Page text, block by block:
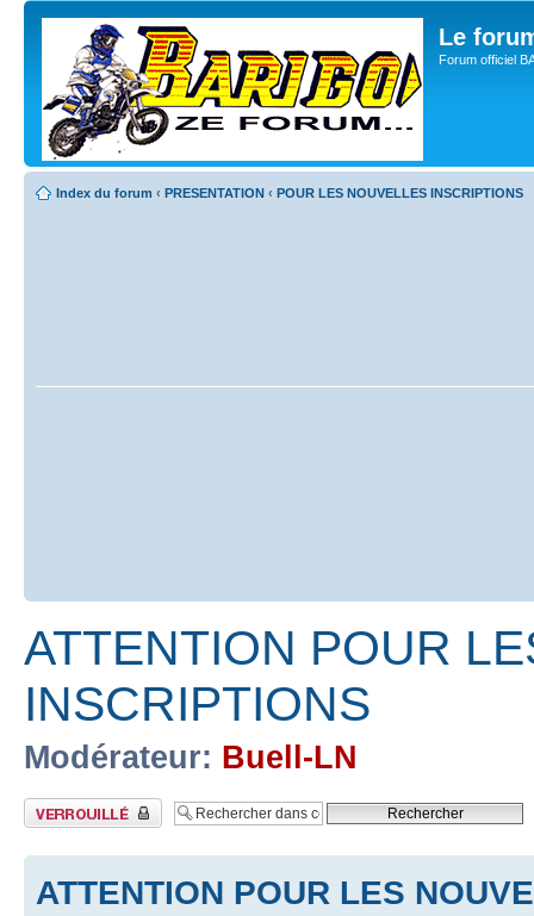
Le
Forum officiel
Index du forum ‹ PRESENTATION ‹ POUR LES NOUVELLES INSCRIPTIONS
ATTENTION POUR
INSCRIPTIONS
Modérateur: Buell-LN
Sujet verrouillé
ATTENTION POUR LES